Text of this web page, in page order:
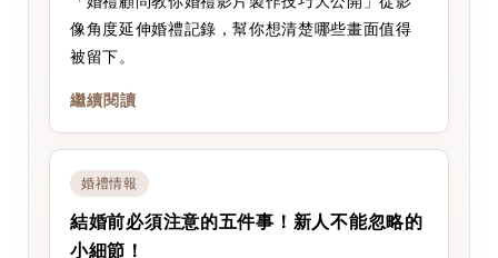
像角度延伸婚禮記錄，幫你想清楚哪些畫面值得
被留下。
繼續閱讀
婚禮情報
結婚前必須注意的五件事！新人不能忽略的
小細節！